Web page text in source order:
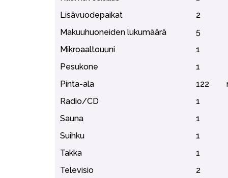
Lisävuodepaikat
2
Makuuhuoneiden lukumäärä
5
Mikroaaltouuni
1
Pesukone
1
Pinta-ala
122
Radio/CD
1
Sauna
1
Suihku
1
Takka
1
Televisio
2